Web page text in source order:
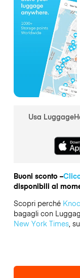
Usa
Buoni sconto –
disponibili al
Scopri perché
bagagli con
New York Times, su